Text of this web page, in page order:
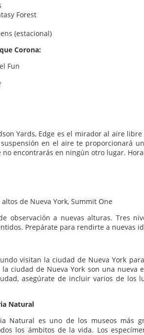
Forest
(estacional)
Corona:
Fun
Yards, Edge es el mirador al aire
en el aire te proporcionará
encontrarás en ningún otro lugar.
de Nueva York, Summit One
observación a nuevas alturas. Tres
Prepárate para rendirte a nuevas
visitan la ciudad de Nueva York
ciudad de Nueva York son una nueva
asegúrate de incluir varios de los
Natural
Natural es uno de los museos más
los ámbitos de la vida. Los